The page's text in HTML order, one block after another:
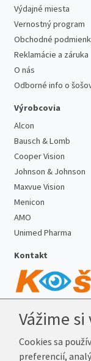
Výdajné miesta
Vernostný program
Obchodné
Reklamácie a záruka
O nás
Odborné info o
Výrobcovia
Alcon
Bausch & Lomb
Cooper Vision
Johnson & Johnson
Maxvue Vision
Menicon
AMO
Unimed Pharma
Kontakt
Telefón:+421 222
E-mail:info@k-
Reklamačná adresa
Vážime
Cookies sa
preferencií,